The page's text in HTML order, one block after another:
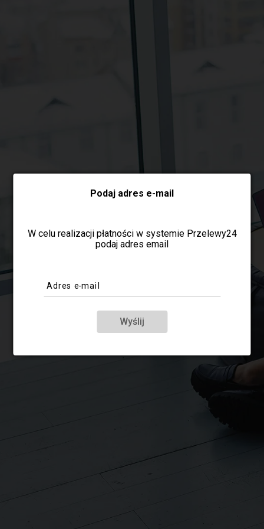
Wybierz formę płatności
Podaj adres e-mail
W celu realizacji płatności w systemie Przelewy24
podaj adres email
Adres e-mail
Wyślij